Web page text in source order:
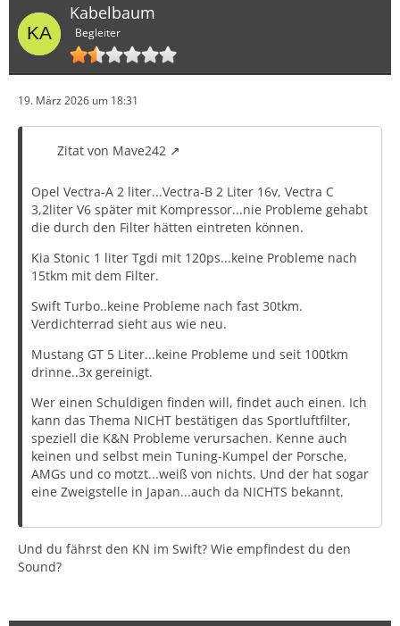
Kabelbaum
Begleiter
19. März 2026 um 18:31
Zitat von Mave242
Opel Vectra-A 2 liter...Vectra-B 2 Liter 16v, Vectra C
3,2liter V6 später mit Kompressor...nie Probleme gehabt
die durch den Filter hätten eintreten können.
Kia Stonic 1 liter Tgdi mit 120ps...keine Probleme nach
15tkm mit dem Filter.
Swift Turbo..keine Probleme nach fast 30tkm.
Verdichterrad sieht aus wie neu.
Mustang GT 5 Liter...keine Probleme und seit 100tkm
drinne..3x gereinigt.
Wer einen Schuldigen finden will, findet auch einen. Ich
kann das Thema NICHT bestätigen das Sportluftfilter,
speziell die K&N Probleme verursachen. Kenne auch
keinen und selbst mein Tuning-Kumpel der Porsche,
AMGs und co motzt...weiß von nichts. Und der hat sogar
eine Zweigstelle in Japan...auch da NICHTS bekannt.
Und du fährst den KN im Swift? Wie empfindest du den
Sound?